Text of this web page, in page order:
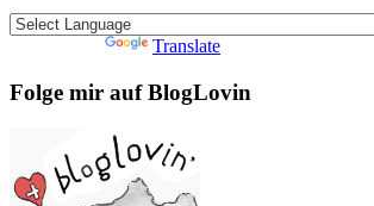
Translate
Folge mir auf BlogLovin